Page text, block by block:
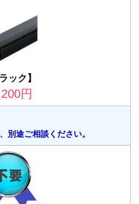
ック】
円
別途ご相談ください。